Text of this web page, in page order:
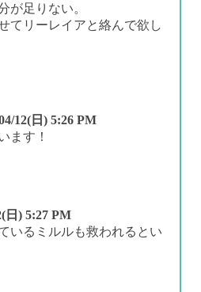
が足りない。
てリーレイアと絡んで欲し
12(日) 5:26 PM
ます！
日) 5:27 PM
いるミルルも救われるとい